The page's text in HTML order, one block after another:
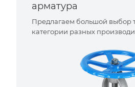
арматура
Предлагаем большой выбор
категории разных